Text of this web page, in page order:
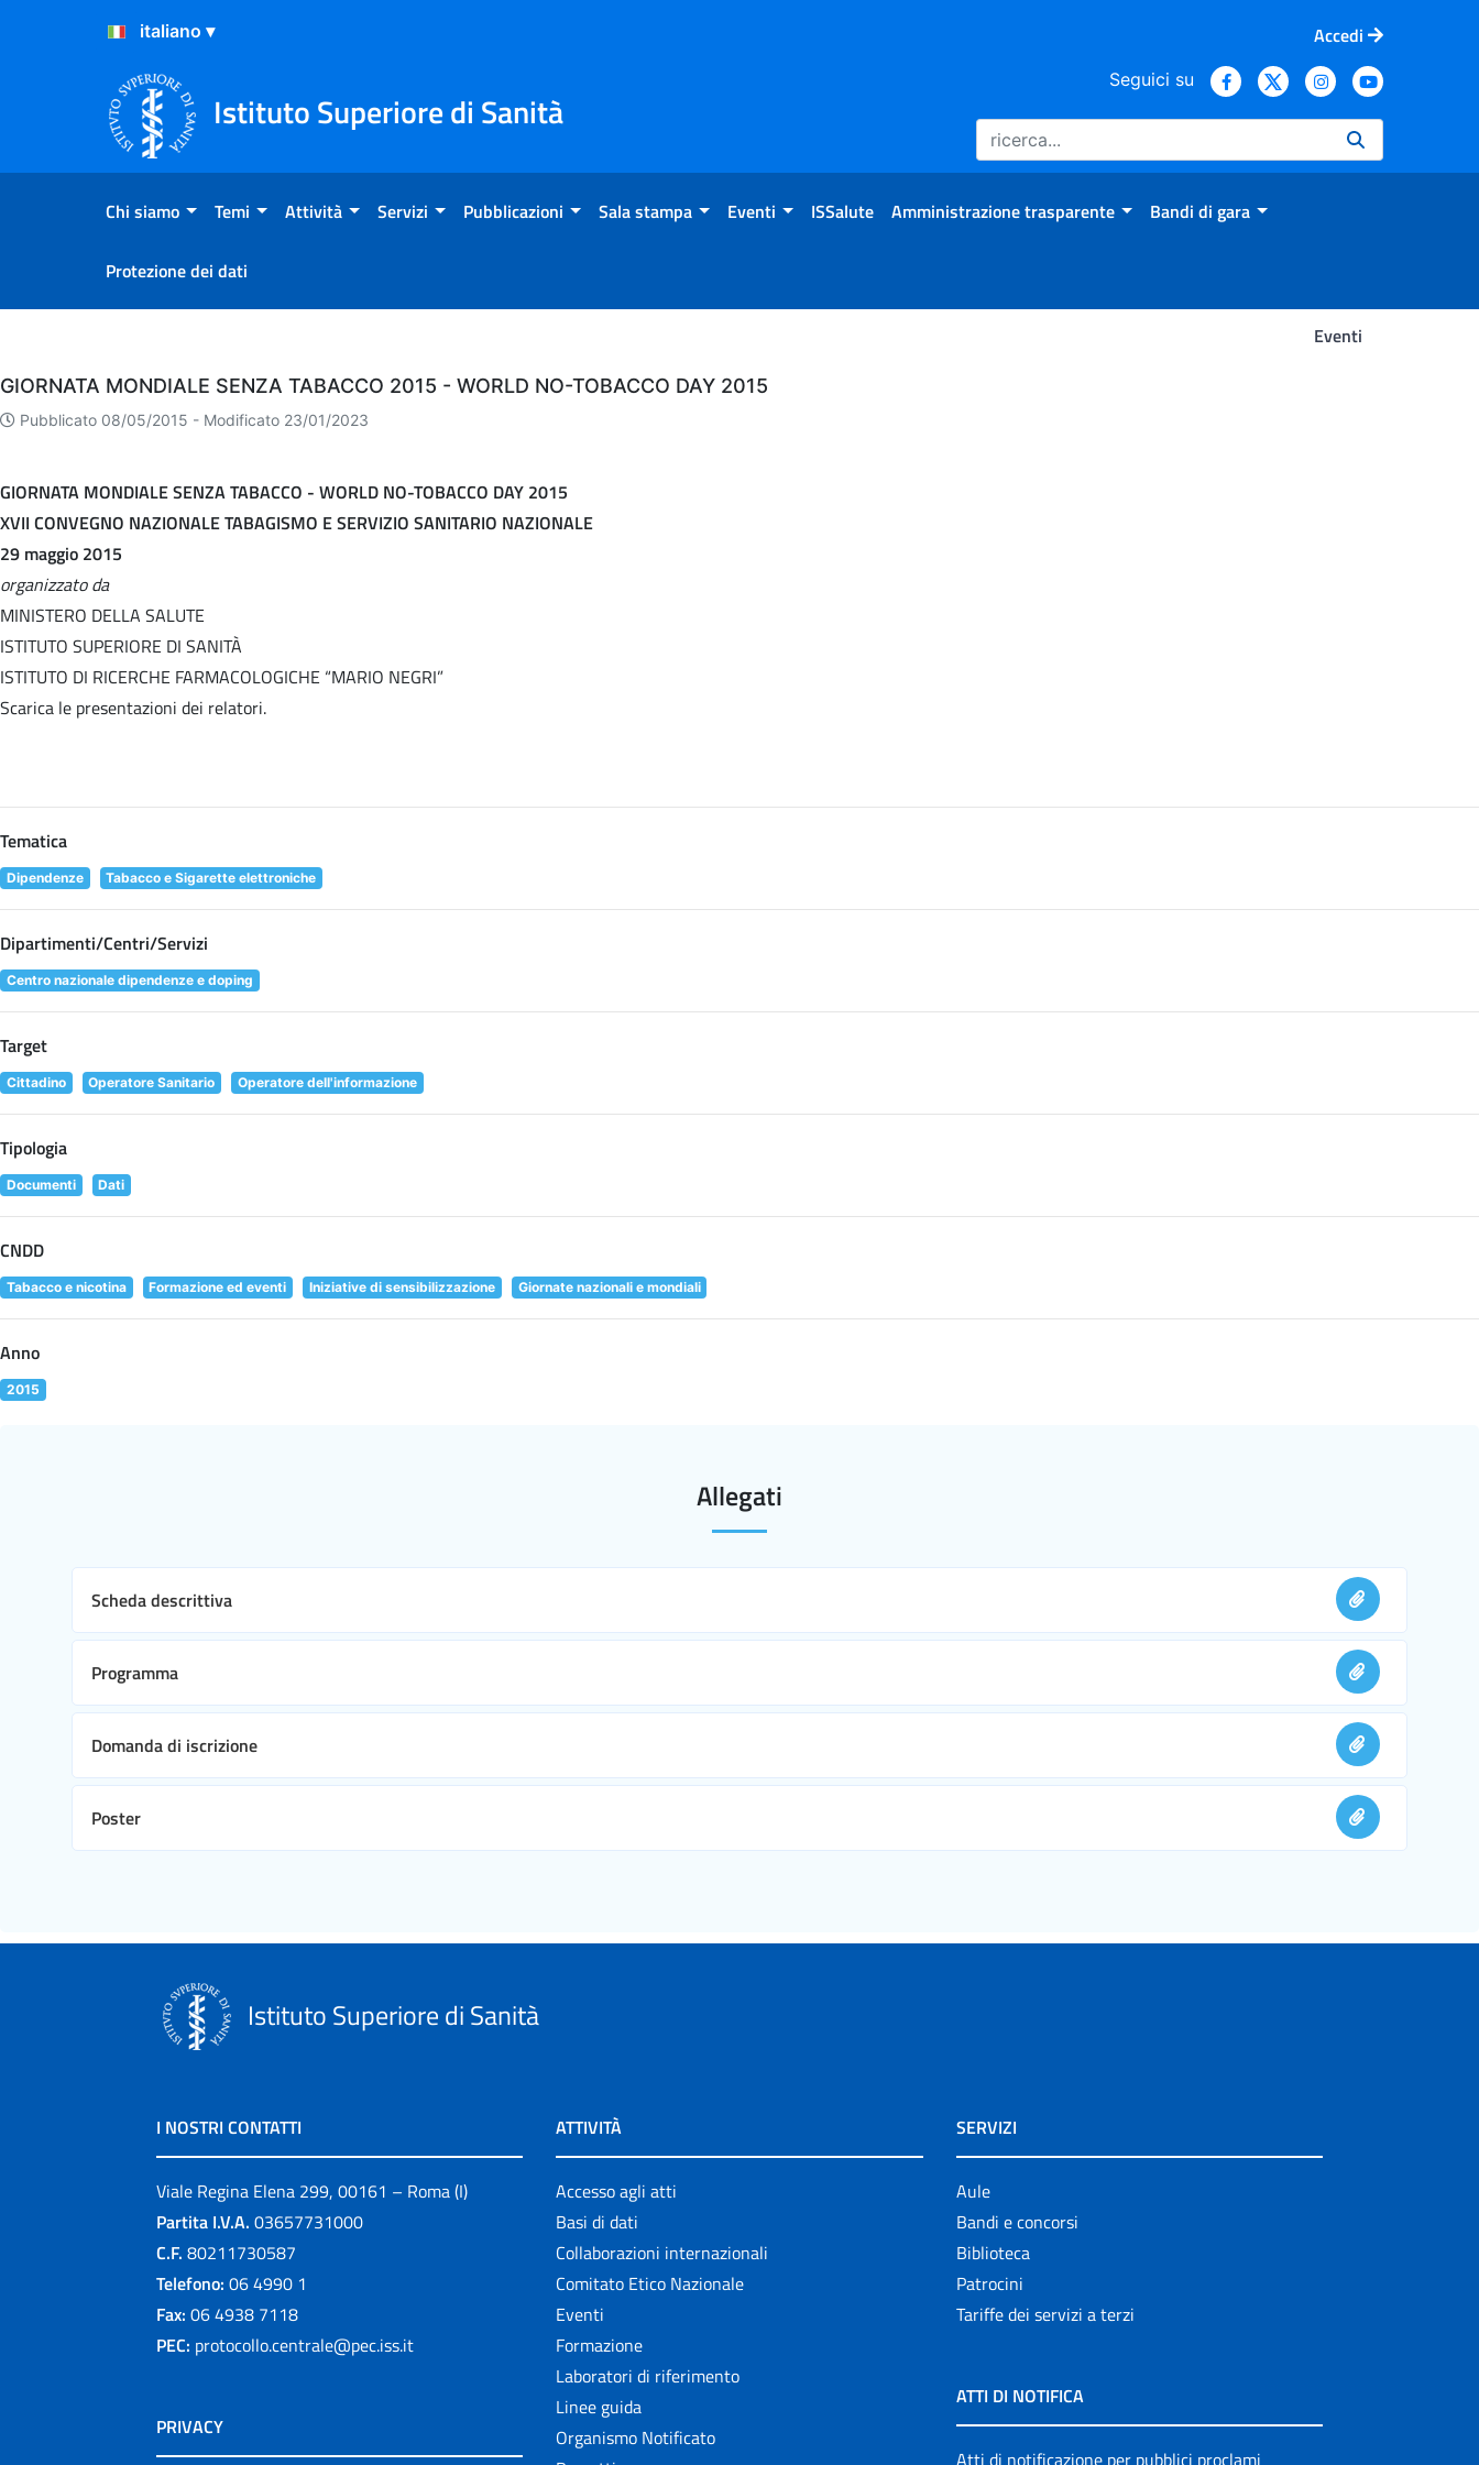
Salta al Contenuto
Salta al Footer
Accedi
Istituto Superiore di Sanità
Seguici su
Chi siamo Temi Attività Servizi Pubblicazioni Sala stampa Eventi ISSalute Amministrazione trasparente Bandi di gara
Protezione dei dati
Eventi
Eventi
GIORNATA MONDIALE SENZA TABACCO 2015 - WORLD NO-TOBACCO DAY 2015
Pubblicato 08/05/2015 - Modificato 23/01/2023
GIORNATA MONDIALE SENZA TABACCO - WORLD NO-TOBACCO DAY 2015
XVII CONVEGNO NAZIONALE TABAGISMO E SERVIZIO SANITARIO NAZIONALE
29 maggio 2015
organizzato da
MINISTERO DELLA SALUTE
ISTITUTO SUPERIORE DI SANITÀ
ISTITUTO DI RICERCHE FARMACOLOGICHE “MARIO NEGRI”
Scarica le presentazioni dei relatori.
Tematica
Dipendenze Tabacco e Sigarette elettroniche
Dipartimenti/Centri/Servizi
Centro nazionale dipendenze e doping
Target
Cittadino Operatore Sanitario Operatore dell'informazione
Tipologia
Documenti Dati
CNDD
Tabacco e nicotina Formazione ed eventi Iniziative di sensibilizzazione Giornate nazionali e mondiali
Anno
2015
Allegati
Scheda descrittiva
Programma
Domanda di iscrizione
Poster
Istituto Superiore di Sanità
I NOSTRI CONTATTI
Viale Regina Elena 299, 00161 – Roma (I)
Partita I.V.A. 03657731000
C.F. 80211730587
Telefono: 06 4990 1
Fax: 06 4938 7118
PEC: protocollo.centrale@pec.iss.it
PRIVACY
ATTIVITÀ
Accesso agli atti
Basi di dati
Collaborazioni internazionali
Comitato Etico Nazionale
Eventi
Formazione
Laboratori di riferimento
Linee guida
Organismo Notificato
SERVIZI
Aule
Bandi e concorsi
Biblioteca
Patrocini
Tariffe dei servizi a terzi
ATTI DI NOTIFICA
Atti di notificazione per pubblici proclami